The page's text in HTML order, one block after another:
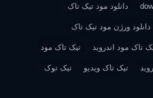
دانلود مود تیک تاک
دانلود ورژن مود تیک تاک
تاک مود اندروید تیک تاک مود
تیک تاک ویدیو تیک توک